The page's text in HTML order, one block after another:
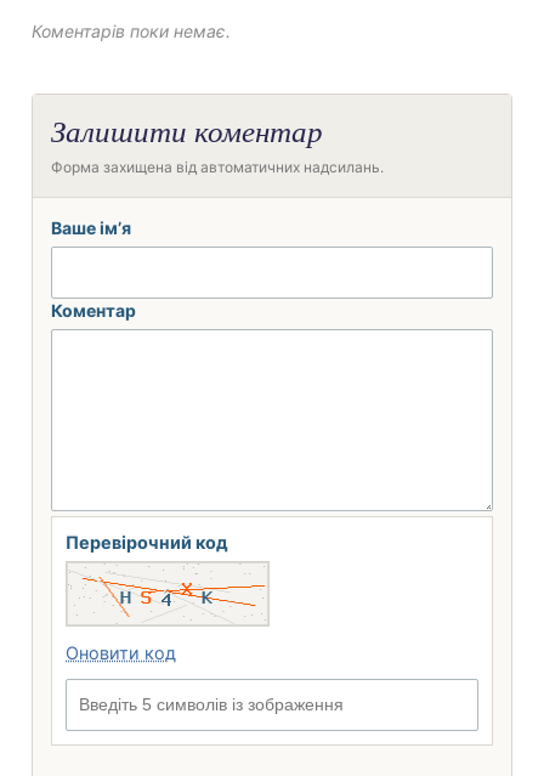
Коментарів поки немає.
Залишити коментар
Форма захищена від автоматичних надсилань.
Ваше ім’я
Коментар
Перевірочний код
Оновити код